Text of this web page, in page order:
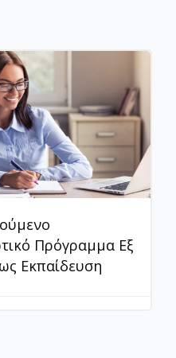
Πρόγραμμα Εξ
Εκπαίδευση